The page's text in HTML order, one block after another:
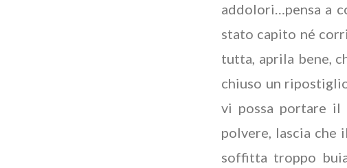
addolori…pensa a
stato capito né
tutta, aprila bene,
chiuso un
vi possa portare il
polvere, lascia che
soffitta troppo